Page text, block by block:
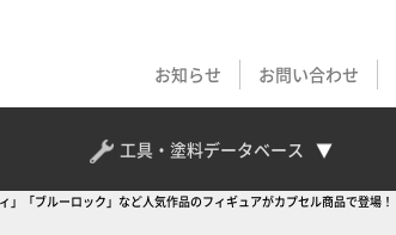
お知らせ
お問い合わせ
工具・塗料データベース
「ブルーロック」など人気作品のフィギュアがカプセル商品で登場！